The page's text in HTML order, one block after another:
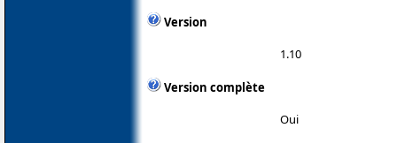
Version
1.10
Version complète
Oui